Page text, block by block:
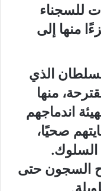
للسجناء
منها إلى
الذي
منها
اندماجهم
صحيًا،
السجون حتى